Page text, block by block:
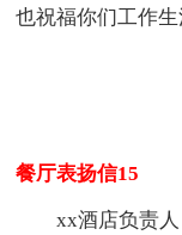
也祝福你们工作
餐厅表扬信15
xx酒店负责人